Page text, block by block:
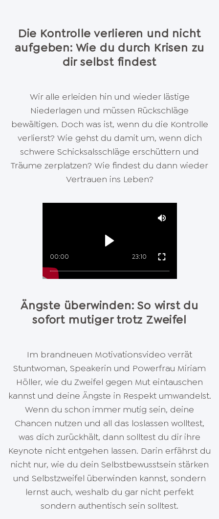
Die Kontrolle verlieren und nicht
aufgeben: Wie du durch Krisen zu
dir selbst findest
Wir alle erleiden hin und wieder lästige
Niederlagen und müssen Rückschläge
bewältigen. Doch was ist, wenn du die Kontrolle
verlierst? Wie gehst du damit um, wenn dich
schwere Schicksalsschläge erschüttern und
Träume zerplatzen? Wie findest du dann wieder
Vertrauen ins Leben?
00:00 23:10
Ängste überwinden: So wirst du
sofort mutiger trotz Zweifel
Im brandneuen Motivationsvideo verrät
Stuntwoman, Speakerin und Powerfrau Miriam
Höller, wie du Zweifel gegen Mut eintauschen
kannst und deine Ängste in Respekt umwandelst.
Wenn du schon immer mutig sein, deine
Chancen nutzen und all das loslassen wolltest,
was dich zurückhält, dann solltest du dir ihre
Keynote nicht entgehen lassen. Darin erfährst du
nicht nur, wie du dein Selbstbewusstsein stärken
und Selbstzweifel überwinden kannst, sondern
lernst auch, weshalb du gar nicht perfekt
sondern authentisch sein solltest.